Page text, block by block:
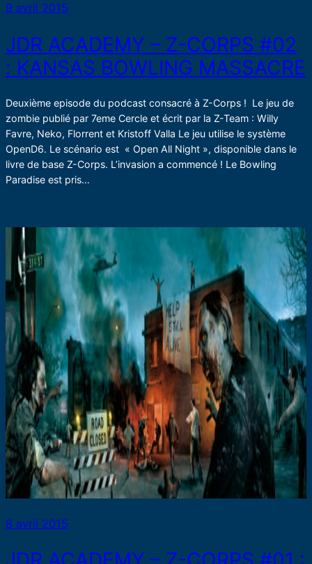
9 avril 2015
JDR ACADEMY – Z-CORPS #02
: KANSAS BOWLING MASSACRE
Deuxième episode du podcast consacré à Z-Corps ! Le jeu de
zombie publié par 7eme Cercle et écrit par la Z-Team : Willy
Favre, Neko, Florrent et Kristoff Valla Le jeu utilise le système
OpenD6. Le scénario est « Open All Night », disponible dans le
livre de base Z-Corps. L’invasion a commencé ! Le Bowling
Paradise est pris…
8 avril 2015